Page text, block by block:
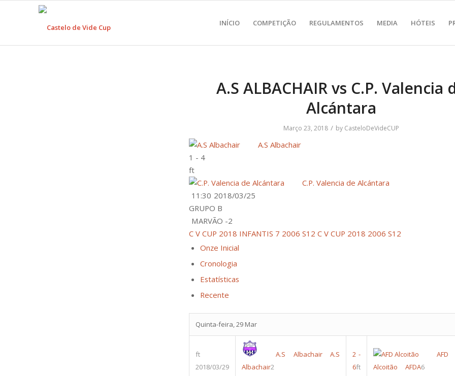
INÍCIO COMPETIÇÃO REGULAMENTOS MEDIA HÓTEIS
A.S ALBACHAIR vs C.P. Valencia
Alcántara
Março 23, 2018 / by CasteloDeVideCUP
A.S Albachair
1 - 4
ft
C.P. Valencia de Alcántara
2018/03/25
11:30
GRUPO B
MARVÃO -2
C V CUP 2018 INFANTIS 7 2006 S12 C V CUP 2018 2006 S12
Onze Inicial
Cronologia
Estatísticas
Recente
Quinta-feira, 29 Mar
ft
2018/03/29
A.S Albachair
A.S
Albachair2
2 -
6ft
AFD
Alcoitão
AFDA6